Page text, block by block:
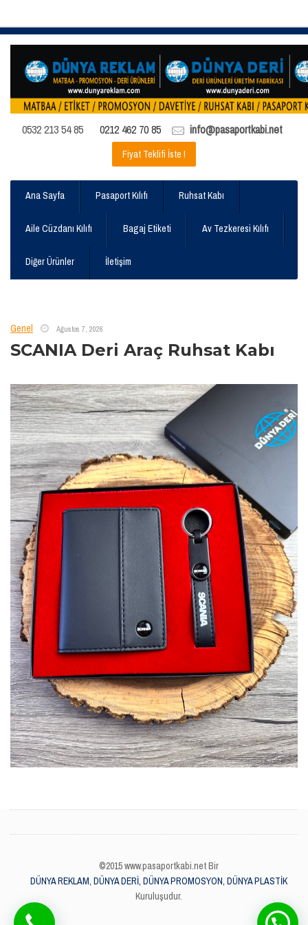
0532 213 54 85 0212 462 70 85 info@pasaportkabi.net
Fiyat Teklifi İste !
Ana Sayfa Pasaport Kılıfı Ruhsat Kabı
Aile Cüzdanı Kılıfı Bagaj Etiketi Av Tezkeresi Kılıfı
Diğer Ürünler İletişim
Genel Ağustos 7, 2026
SCANIA Deri Araç Ruhsat Kabı
©2015 www.pasaportkabi.net Bir
DÜNYA REKLAM, DÜNYA DERİ, DÜNYA PROMOSYON, DÜNYA PLASTİK
Kuruluşudur.